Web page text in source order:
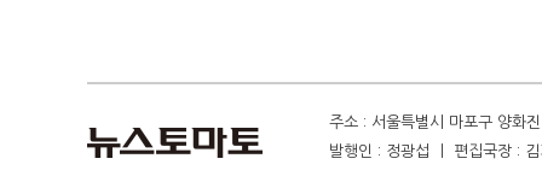
주소 : 서울특별시 마포구 양화
발행인 : 정광섭 ㅣ 편집국장 :